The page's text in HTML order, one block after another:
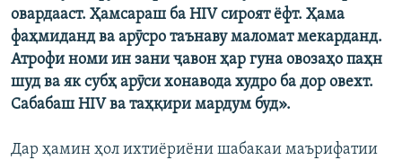
овардааст. Ҳамсараш ба HIV сироят ёфт. Ҳама
фаҳмиданд ва арӯсро таънаву маломат мекарданд.
Атрофи номи ин зани ҷавон ҳар гуна овозаҳо паҳн
шуд ва як субҳ арӯси хонавода худро ба дор овехт.
Сабабаш HIV ва таҳқири мардум буд».
Дар ҳамин ҳол ихтиёриёни шабакаи маърифатии